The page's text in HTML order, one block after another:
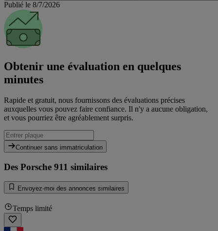
Publié le 8/7/2026
Obtenir une évaluation en quelques
minutes
Rapide et gratuit, nous fournissons des évaluations précises
auxquelles vous pouvez faire confiance. Il n'y a aucune obligation,
et vous pourriez être agréablement surpris.
Continuer sans immatriculation
Des Porsche 911 similaires
Envoyez-moi des annonces similaires
Temps limité